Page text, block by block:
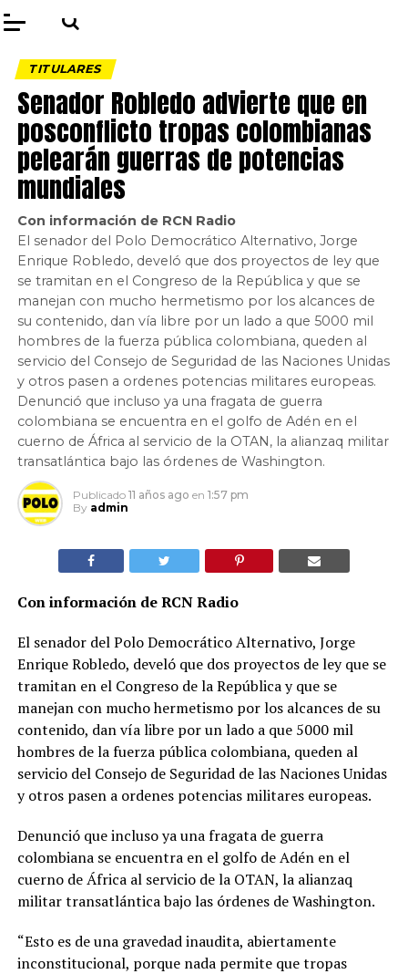
TITULARES
Senador Robledo advierte que en
posconflicto tropas colombianas
pelearán guerras de potencias
mundiales
Con información de RCN Radio
El senador del Polo Democrático Alternativo, Jorge
Enrique Robledo, develó que dos proyectos de ley que
se tramitan en el Congreso de la República y que se
manejan con mucho hermetismo por los alcances de
su contenido, dan vía libre por un lado a que 5000 mil
hombres de la fuerza pública colombiana, queden al
servicio del Consejo de Seguridad de las Naciones Unidas
y otros pasen a ordenes potencias militares europeas.
Denunció que incluso ya una fragata de guerra
colombiana se encuentra en el golfo de Adén en el
cuerno de África al servicio de la OTAN, la alianzaq militar
transatlántica bajo las órdenes de Washington.
Publicado 11 años ago en 1:57 pm
By admin
Con información de RCN Radio
El senador del Polo Democrático Alternativo, Jorge
Enrique Robledo, develó que dos proyectos de ley que se
tramitan en el Congreso de la República y que se
manejan con mucho hermetismo por los alcances de su
contenido, dan vía libre por un lado a que 5000 mil
hombres de la fuerza pública colombiana, queden al
servicio del Consejo de Seguridad de las Naciones Unidas
y otros pasen a ordenes potencias militares europeas.
Denunció que incluso ya una fragata de guerra
colombiana se encuentra en el golfo de Adén en el
cuerno de África al servicio de la OTAN, la alianzaq
militar transatlántica bajo las órdenes de Washington.
“Esto es de una gravedad inaudita, abiertamente
inconstitucional, porque nada permite que tropas